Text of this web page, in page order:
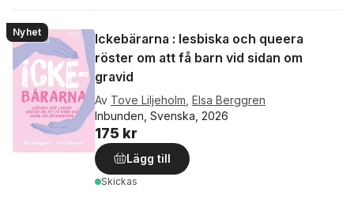
Nyhet
Ickebärarna : lesbiska och queera
röster om att få barn vid sidan om
gravid
Av Tove Liljeholm Elsa Berggren
Inbunden, Svenska, 2026
175 kr
Lägg till
Skickas